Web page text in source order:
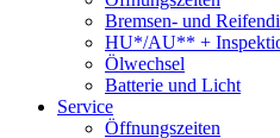
Bremsen- und
HU*/AU** +
Ölwechsel
Batterie und Licht
Service
Öffnungszeiten